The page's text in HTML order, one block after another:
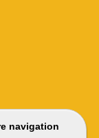
navigation